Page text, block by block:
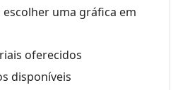
uma gráfica em
oferecidos
disponíveis